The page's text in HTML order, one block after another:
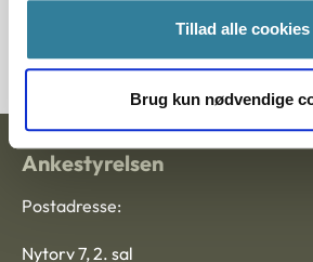
Tillad alle cookies
Brug kun nødvendige
Ankestyrelsen
Postadresse:
Nytorv 7, 2. sal